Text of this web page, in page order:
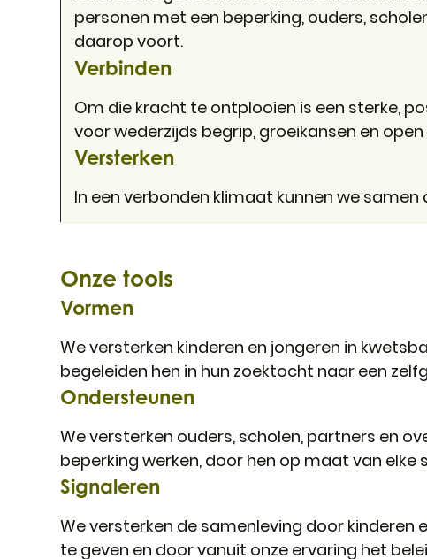
personen met een beperking, ouders,
daarop voort.
Verbinden
Om die kracht te ontplooien is een sterke,
voor wederzijds begrip, groeikansen en
Versterken
In een verbonden klimaat kunnen we
Onze tools
Vormen
We versterken kinderen en jongeren in
begeleiden hen in hun zoektocht naar een
Ondersteunen
We versterken ouders, scholen, partners en
beperking werken, door hen op maat van elke
Signaleren
We versterken de samenleving door
te geven en door vanuit onze ervaring het